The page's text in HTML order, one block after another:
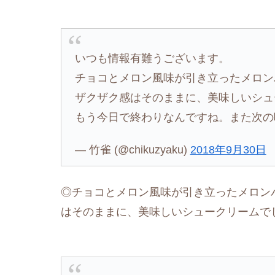
いつも情報有難うございます。
チョコとメロン風味が引き立ったメロ
ザクザク感はそのままに、美味しいシ
もう今日で終わりなんですね。また次
— 竹雀 (@chikuzyaku) 2018年9月30日
◎チョコとメロン風味が引き立ったメロ
はそのままに、美味しいシュークリームで